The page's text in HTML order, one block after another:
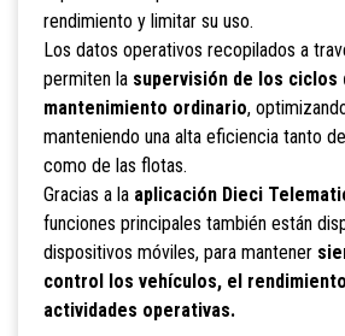
rendimiento y limitar su uso.
Los datos operativos recopilados a
permiten la supervisión de los ciclos
mantenimiento ordinario,
manteniendo una alta eficiencia tanto
como de las flotas.
Gracias a la aplicación Dieci
funciones principales también están
dispositivos móviles, para mantener
control los vehículos, el
actividades operativas.